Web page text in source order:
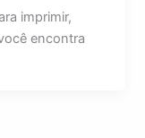
imprimir,
encontra